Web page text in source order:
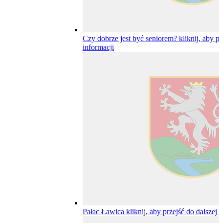
Czy dobrze jest być seniorem? kliknij, aby
informacji
Pałac Ławica kliknij, aby przejść do